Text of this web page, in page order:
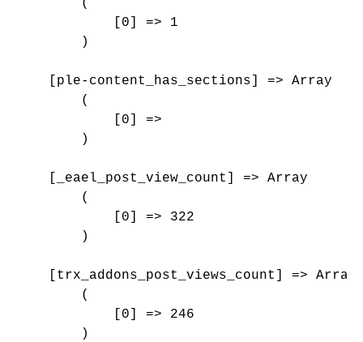
        (
            [0] => 1
        )
    [ple-content_has_sections] => Array
        (
            [0] =>
        )
    [_eael_post_view_count] => Array
        (
            [0] => 322
        )
    [trx_addons_post_views_count] => Array
        (
            [0] => 246
        )